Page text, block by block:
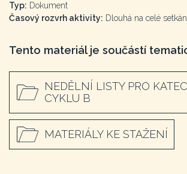
Typ: Dokument
Časový rozvrh aktivity: Dlouhá na celé
Tento materiál je součástí
NEDĚLNÍ LISTY PRO
CYKLU B
MATERIÁLY KE STAŽENÍ